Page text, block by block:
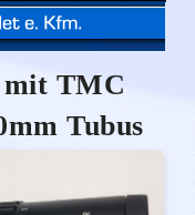
TMC
Tubus